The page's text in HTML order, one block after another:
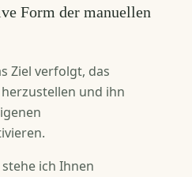
Form der manuellen
Ziel verfolgt, das
und ihn
ich Ihnen